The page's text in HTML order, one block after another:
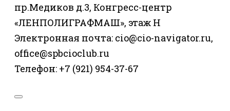
пр.Медиков д.3, Конгресс-центр
«ЛЕНПОЛИГРАФМАШ», этаж Н
Электронная почта: cio@cio-navigator.ru,
office@spbcioclub.ru
Телефон: +7 (921) 954-37-67